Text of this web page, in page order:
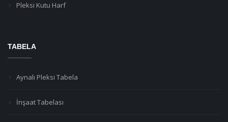
Pleksi Kutu Harf
TABELA
Aynalı Pleksi Tabela
İnşaat Tabelası